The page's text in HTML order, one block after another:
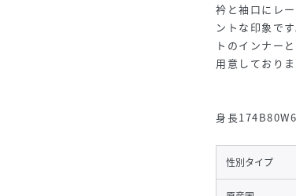
衿と袖口にレ
ントな印象で
トのインナー
用意しておりま
身長
性別タイプ